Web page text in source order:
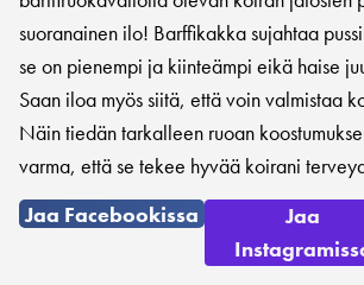
suoranainen ilo! Barffikakka sujahtaa
se on pienempi ja kiinteämpi eikä haise
Saan iloa myös siitä, että voin valmistaa
Näin tiedän tarkalleen ruoan
varma, että se tekee hyvää koirani
Jaa Facebookissa
Jaa